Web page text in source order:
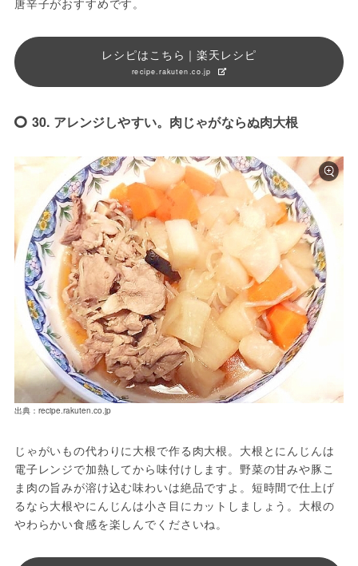
唐辛子がおすすめです。
レシピはこちら｜楽天レシピ
recipe.rakuten.co.jp
30. アレンジしやすい。肉じゃがならぬ肉大根
出典：recipe.rakuten.co.jp
じゃがいもの代わりに大根で作る肉大根。大根とにんじんは
電子レンジで加熱してから味付けします。野菜の甘みや豚こ
ま肉の旨みが溶け込む味わいは絶品ですよ。短時間で仕上げ
るなら大根やにんじんは小さ目にカットしましょう。大根の
やわらかい食感を楽しんでくださいね。